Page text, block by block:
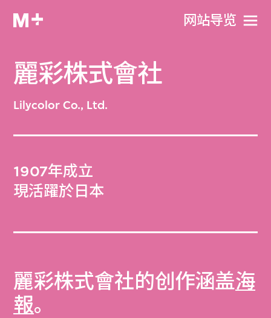
网站导览
麗彩株式會社
Lilycolor Co., Ltd.
1907年成立
現活躍於日本
麗彩株式會社的创作涵盖海
報。